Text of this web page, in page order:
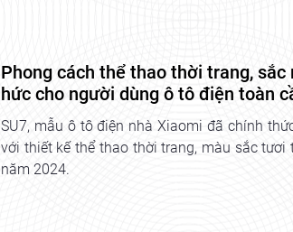
Phong cách thể thao thời trang,
hức cho người dùng ô tô điện toàn
SU7, mẫu ô tô điện nhà Xiaomi đã chính
với thiết kế thể thao thời trang, màu sắc
năm 2024.